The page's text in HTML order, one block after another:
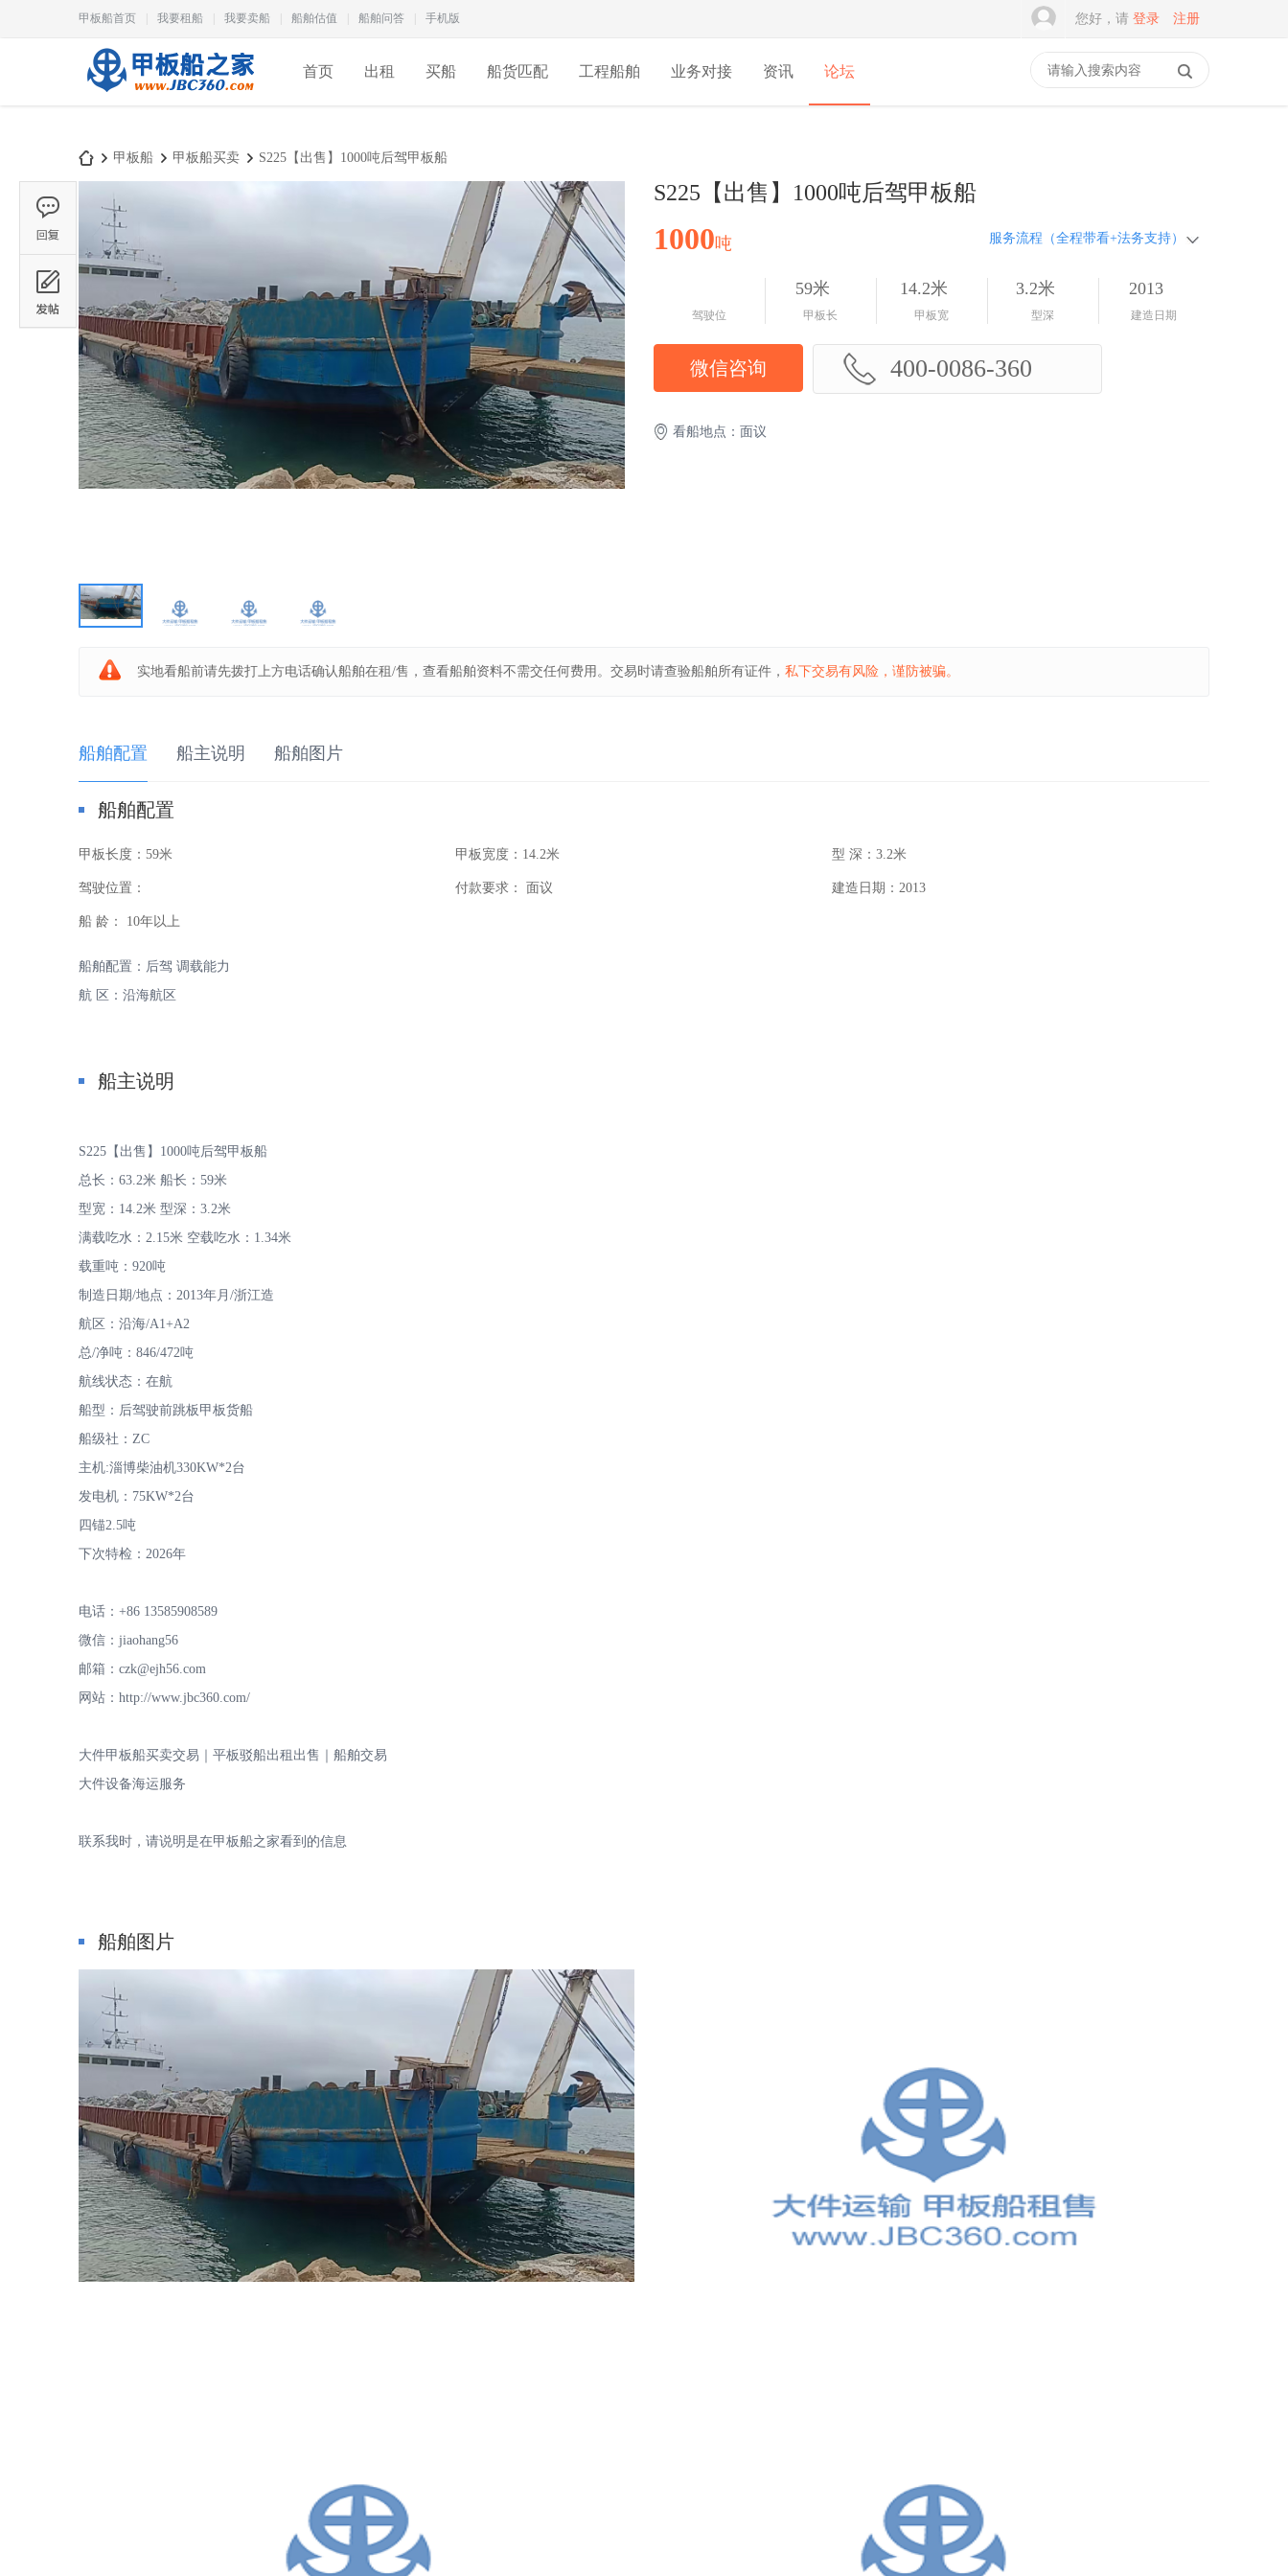
甲板船首页 我要租船 我要卖船 船舶估值 船舶问答 手机版 您好，请 登录 注册
首页 出租 买船 船货匹配 工程船舶 业务对接 资讯 论坛
板
船
之
家
专
船
甲板船 甲板船买卖 S225【出售】1000吨后驾甲板船
S225【出售】1000吨后驾甲板船
1000吨 服务流程（全程带看+法务支持）
驾驶位
59米
甲板长
14.2米
甲板宽
3.2米
型深
2013
建造日期
微信咨询 400-0086-360
看船地点：面议
实地看船前请先拨打上方电话确认船舶在租/售，查看船舶资料不需交任何费用。交易时请查验船舶所有证件， 私下交易有风险，谨防被骗。
船舶配置 船主说明 船舶图片
船舶配置
甲板长度： 59米 甲板宽度： 14.2米 型 深： 3.2米
驾驶位置： 付款要求： 面议 建造日期： 2013
船 龄： 10年以上
船舶配置：后驾 调载能力
航 区：沿海航区
船主说明
S225【出售】1000吨后驾甲板船
总长：63.2米 船长：59米
型宽：14.2米 型深：3.2米
满载吃水：2.15米 空载吃水：1.34米
载重吨：920吨
制造日期/地点：2013年月/浙江造
航区：沿海/A1+A2
总/净吨：846/472吨
航线状态：在航
船型：后驾驶前跳板甲板货船
船级社：ZC
主机:淄博柴油机330KW*2台
发电机：75KW*2台
四锚2.5吨
下次特检：2026年
电话：+86 13585908589
微信：jiaohang56
邮箱：czk@ejh56.com
网站：http://www.jbc360.com/
大件甲板船买卖交易｜平板驳船出租出售｜船舶交易
大件设备海运服务
联系我时，请说明是在甲板船之家看到的信息
船舶图片